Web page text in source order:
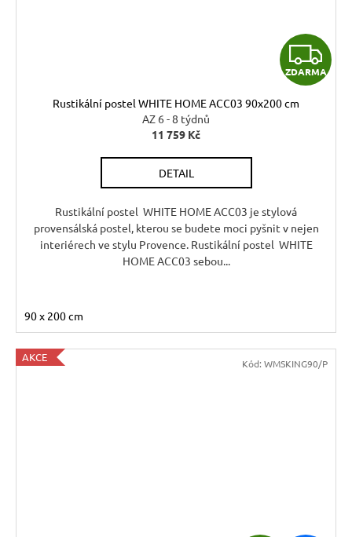
Z
D
ZDARMA
Rustikální postel WHITE HOME ACC03 90x200 cm
AZ 6 - 8 týdnů
11 759 Kč
DETAIL
Rustikální postel WHITE HOME ACC03 je stylová
provensálská postel, kterou se budete moci pyšnit v nejen
interiérech ve stylu Provence. Rustikální postel WHITE
HOME ACC03 sebou...
90 x 200 cm
AKCE Kód: WMSKING90/P